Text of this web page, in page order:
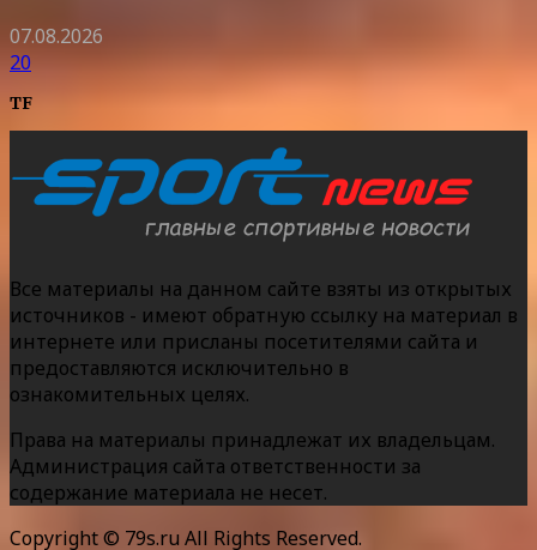
07.08.2026
20
TF
Все материалы на данном сайте взяты из открытых
источников - имеют обратную ссылку на материал в
интернете или присланы посетителями сайта и
предоставляются исключительно в
ознакомительных целях.
Права на материалы принадлежат их владельцам.
Администрация сайта ответственности за
содержание материала не несет.
Copyright © 79s.ru All Rights Reserved.